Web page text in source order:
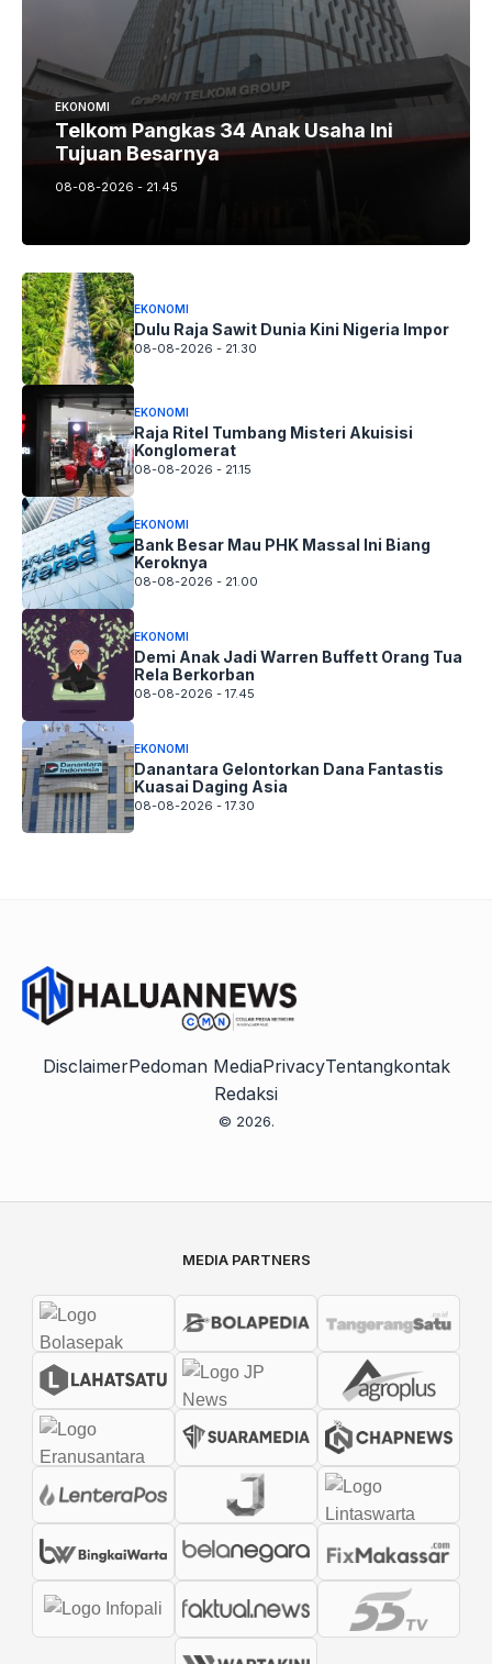
EKONOMI
Telkom Pangkas 34 Anak Usaha Ini
Tujuan Besarnya
08-08-2026 - 21.45
EKONOMI
Dulu Raja Sawit Dunia Kini Nigeria Impor
08-08-2026 - 21.30
EKONOMI
Raja Ritel Tumbang Misteri Akuisisi
Konglomerat
08-08-2026 - 21.15
EKONOMI
Bank Besar Mau PHK Massal Ini Biang
Keroknya
08-08-2026 - 21.00
EKONOMI
Demi Anak Jadi Warren Buffett Orang Tua
Rela Berkorban
08-08-2026 - 17.45
EKONOMI
Danantara Gelontorkan Dana Fantastis
Kuasai Daging Asia
08-08-2026 - 17.30
DisclaimerPedoman MediaPrivacyTentangkontak
Redaksi
© 2026.
MEDIA PARTNERS